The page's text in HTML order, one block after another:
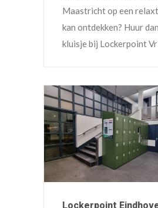
Maastricht op een
kan ontdekken? Huur
kluisje bij Lockerpoint
Lockerpoint